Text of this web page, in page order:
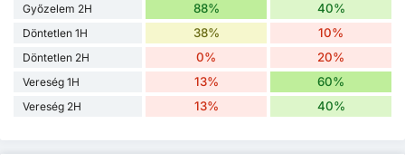
Győzelem 2H 88% 40%
Döntetlen 1H 38% 10%
Döntetlen 2H 0% 20%
Vereség 1H 13% 60%
Vereség 2H 13% 40%